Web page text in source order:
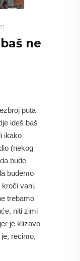
ne
puta
ideš baš
ikako
(nekog
bude
budemo
kroči vani,
trebamo
niti zimi
je klizavo
recimo,